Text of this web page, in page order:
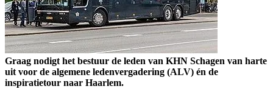
Graag nodigt het bestuur de leden van KHN Schagen van harte
uit voor de algemene ledenvergadering (ALV) én de
inspiratietour naar Haarlem.